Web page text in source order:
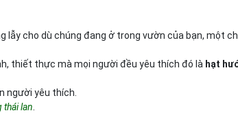
cho dù chúng đang ở trong vườn của bạn, một
thiết thực mà mọi người đều yêu thích đó là hạt
người yêu thích.
thái lan